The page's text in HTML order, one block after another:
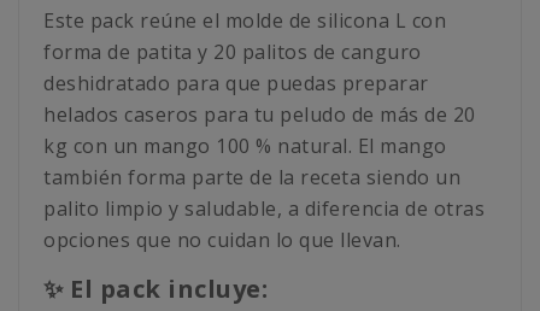
Este pack reúne el molde de silicona L con
forma de patita y 20 palitos de canguro
deshidratado para que puedas preparar
helados caseros para tu peludo de más de 20
kg con un mango 100 % natural. El mango
también forma parte de la receta siendo un
palito limpio y saludable, a diferencia de otras
opciones que no cuidan lo que llevan.
✨ El pack incluye: